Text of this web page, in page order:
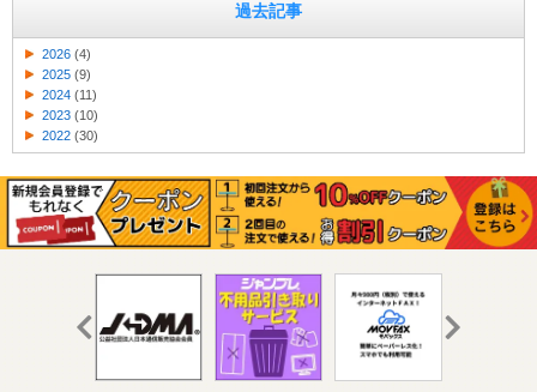
過去記事
2026 (4)
2025 (9)
2024 (11)
2023 (10)
2022 (30)